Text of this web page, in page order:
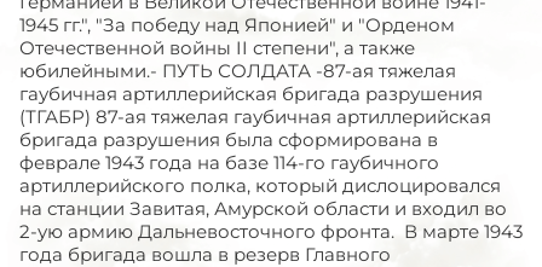
1945 гг.", "За победу над Японией" и "Орденом
Отечественной войны II степени", а также
юбилейными.- ПУТЬ СОЛДАТА -87-ая тяжелая
гаубичная артиллерийская бригада разрушения
(ТГАБР) 87-ая тяжелая гаубичная артиллерийская
бригада разрушения была сформирована в
феврале 1943 года на базе 114-го гаубичного
артиллерийского полка, который дислоцировался
на станции Завитая, Амурской области и входил во
2-ую армию Дальневосточного фронта. В марте 1943
года бригада вошла в резерв Главного